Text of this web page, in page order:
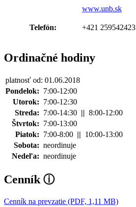
www.unb.sk
Telefón: +421 259542423
Ordinačné hodiny
platnosť od: 01.06.2018
Pondelok: 7:00-12:00
Utorok: 7:00-12:30
Streda: 7:00-14:30 || 8:00-12:00
Štvrtok: 7:00-13:00
Piatok: 7:00-8:00 || 10:00-13:00
Sobota: neordinuje
Nedeľa: neordinuje
Cenník ⓘ
Cenník na prevzatie (PDF, 1,11 MB)